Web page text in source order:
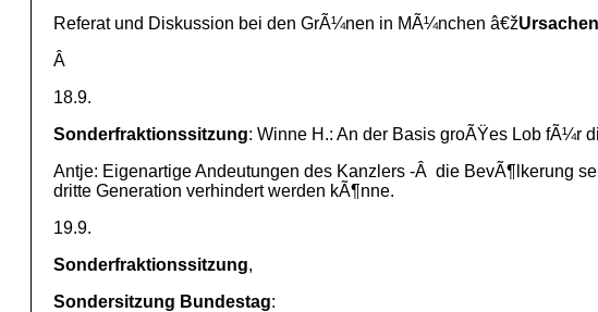
Referat und Diskussion bei den GrÃ¼nen in MÃ¼nchen â€ž
Â
18.9.
Sonderfraktionssitzung: Winne H.: An der Basis groÃŸes Lob fÃ¼r
Antje: Eigenartige Andeutungen des Kanzlers -Â die BevÃ¶lkerung
dritte Generation verhindert werden kÃ¶nne.
19.9.
Sonderfraktionssitzung,
Sondersitzung Bundestag: